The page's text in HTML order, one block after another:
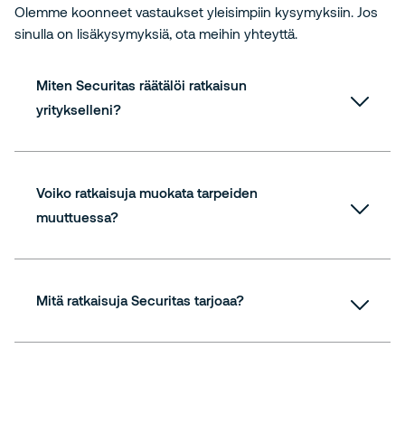
Olemme koonneet vastaukset yleisimpiin kysymyksiin. Jos
sinulla on lisäkysymyksiä, ota meihin yhteyttä.
Miten Securitas räätälöi ratkaisun
yritykselleni?
Voiko ratkaisuja muokata tarpeiden
muuttuessa?
Mitä ratkaisuja Securitas tarjoaa?